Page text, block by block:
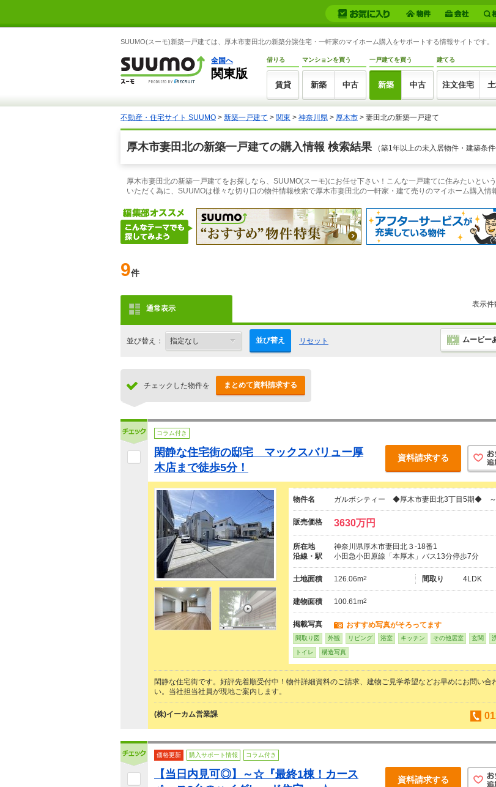
SUUMO(スーモ)新築一戸建ては、厚木市妻田北の新築分譲住宅・一軒家のマイホーム購入をサポートする情報サイトです。
全国へ
関東版
借りる
賃貸
マンションを買う
新築 中古
一戸建てを買う
新築 中古
建てる
注文住宅
不動産・住宅サイト SUUMO > 新築一戸建て > 関東 > 神奈川県 > 厚木市 > 妻田北の新築一戸建て
厚木市妻田北の新築一戸建ての購入情報 検索結果 （築1年以上の未入居物件・建築条
厚木市妻田北の新築一戸建てをお探しなら、SUUMO(スーモ)にお任せ下さい！こんな一戸建てに住みたいとい
いただく為に、SUUMOは様々な切り口の物件情報検索で厚木市妻田北の一軒家・建て売りのマイホーム購入情
9件
通常表示 表示件
並び替え： 並び替え リセット ムービー
チェックした物件を まとめて資料請求する
コラム付き
閑静な住宅街の邸宅 マックスバリュー厚
木店まで徒歩5分！
資料請求する
物件名 ガルボシティー ◆厚木市妻田北3丁目5期◆
販売価格 3630万円
所在地
神奈川県厚木市妻田北３-18番1
沿線・駅
小田急小田原線「本厚木」バス13分停歩7分
土地面積 126.06m2 間取り 4LDK
建物面積 100.61m2
掲載写真 おすすめ写真がそろってます
間取り図 外観 リビング 浴室 キッチン その他居室 玄関
トイレ 構造写真
閑静な住宅街です。好評先着順受付中！物件詳細資料のご請求、建物ご見学希望などお早めにお問い合
い。当社担当社員が現地ご案内します。
(株)イーカム営業課
価格更新 購入サポート情報 コラム付き
【当日内見可◎】～☆『最終1棟！カース
資料請求する